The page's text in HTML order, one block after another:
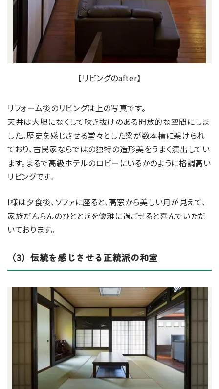
【リビングのafter】
リフォーム後のリビングは上の写真です。
天井は大胆になくして吹き抜けのある開放的な空間にしま
した。歴史を感じさせる堂々とした梁が数本横に架けられ
ており、古民家ならではの独特の造形美をうまく演出してい
ます。まるで高級ホテルのロビーにいるかのように格調高い
リビングです。
I様は夕食後、ソファに座ると、高窓から美しい月が見えて、
家族だんらんのひとときを優雅に過ごせると喜んでいただ
いております。
（3）伝統を感じさせる正統派の和室